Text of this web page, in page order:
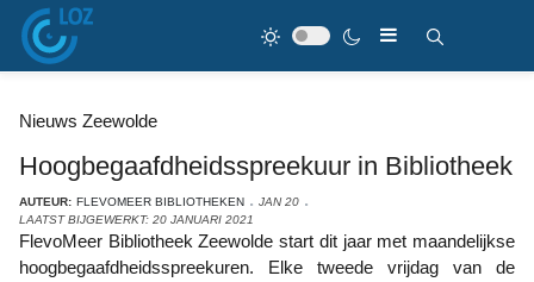
Nieuws Zeewolde
Hoogbegaafdheidsspreekuur in Bibliotheek
AUTEUR: FLEVOMEER BIBLIOTHEKEN
JAN 20
LAATST BIJGEWERKT: 20 JANUARI 2021
FlevoMeer Bibliotheek Zeewolde start dit jaar met maandelijkse
hoogbegaafdheidsspreekuren. Elke tweede vrijdag van de